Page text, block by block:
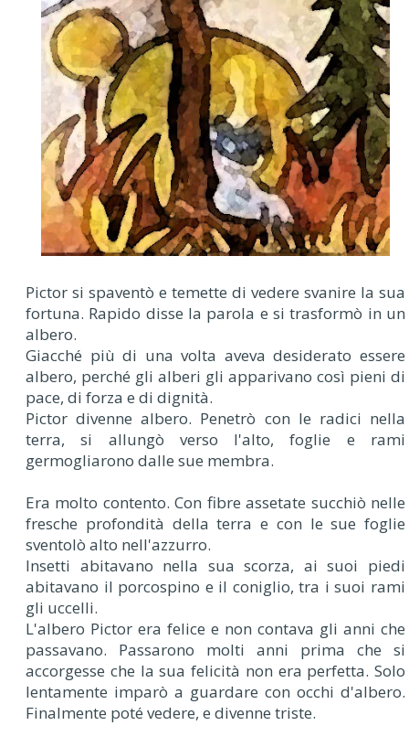
Pictor si spaventò e temette di vedere svanire la sua
fortuna. Rapido disse la parola e si trasformò in un
albero.
Giacché più di una volta aveva desiderato essere
albero, perché gli alberi gli apparivano così pieni di
pace, di forza e di dignità.
Pictor divenne albero. Penetrò con le radici nella
terra, si allungò verso l'alto, foglie e rami
germogliarono dalle sue membra.
Era molto contento. Con fibre assetate succhiò nelle
fresche profondità della terra e con le sue foglie
sventolò alto nell'azzurro.
Insetti abitavano nella sua scorza, ai suoi piedi
abitavano il porcospino e il coniglio, tra i suoi rami
gli uccelli.
L'albero Pictor era felice e non contava gli anni che
passavano. Passarono molti anni prima che si
accorgesse che la sua felicità non era perfetta. Solo
lentamente imparò a guardare con occhi d'albero.
Finalmente poté vedere, e divenne triste.